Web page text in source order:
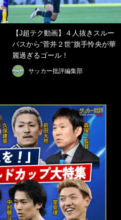
【J超テク動画】４人抜きスルー
パスから“菅井２世”旗手怜央が華
麗過ぎるゴール！
サッカー批評編集部